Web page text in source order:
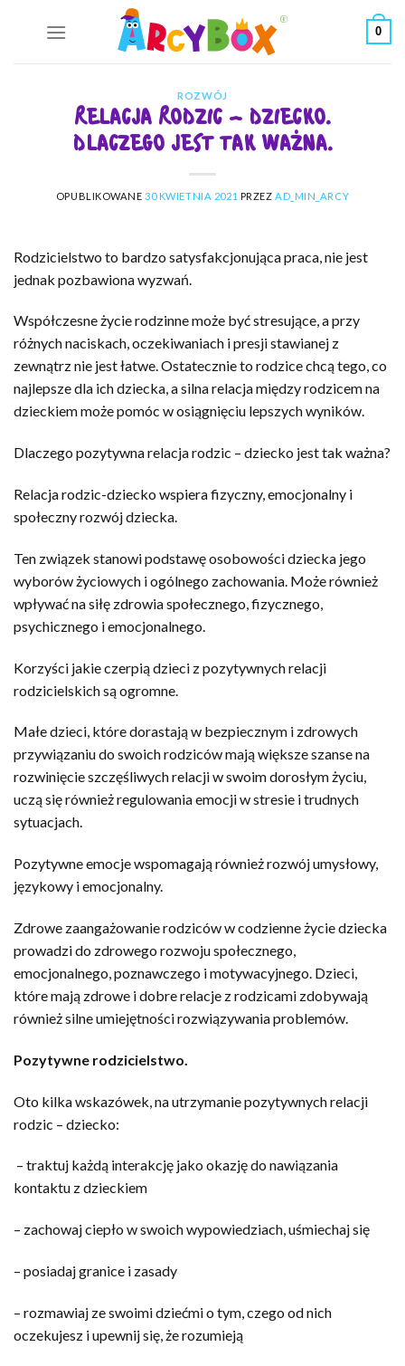
0
ROZWÓJ
RELACJA RODZIC – DZIECKO.
DLACZEGO JEST TAK WAŻNA.
OPUBLIKOWANE30 KWIETNIA 2021 PRZEZ AD_MIN_ARCY
Rodzicielstwo to bardzo satysfakcjonująca praca, nie jest
jednak pozbawiona wyzwań.
Współczesne życie rodzinne może być stresujące, a przy
różnych naciskach, oczekiwaniach i presji stawianej z
zewnątrz nie jest łatwe. Ostatecznie to rodzice chcą tego, co
najlepsze dla ich dziecka, a silna relacja między rodzicem na
dzieckiem może pomóc w osiągnięciu lepszych wyników.
Dlaczego pozytywna relacja rodzic – dziecko jest tak ważna?
Relacja rodzic-dziecko wspiera fizyczny, emocjonalny i
społeczny rozwój dziecka.
Ten związek stanowi podstawę osobowości dziecka jego
wyborów życiowych i ogólnego zachowania. Może również
wpływać na siłę zdrowia społecznego, fizycznego,
psychicznego i emocjonalnego.
Korzyści jakie czerpią dzieci z pozytywnych relacji
rodzicielskich są ogromne.
Małe dzieci, które dorastają w bezpiecznym i zdrowych
przywiązaniu do swoich rodziców mają większe szanse na
rozwinięcie szczęśliwych relacji w swoim dorosłym życiu,
uczą się również regulowania emocji w stresie i trudnych
sytuacjach.
Pozytywne emocje wspomagają również rozwój umysłowy,
językowy i emocjonalny.
Zdrowe zaangażowanie rodziców w codzienne życie dziecka
prowadzi do zdrowego rozwoju społecznego,
emocjonalnego, poznawczego i motywacyjnego. Dzieci,
które mają zdrowe i dobre relacje z rodzicami zdobywają
również silne umiejętności rozwiązywania problemów.
Pozytywne rodzicielstwo.
Oto kilka wskazówek, na utrzymanie pozytywnych relacji
rodzic – dziecko:
– traktuj każdą interakcję jako okazję do nawiązania
kontaktu z dzieckiem
– zachowaj ciepło w swoich wypowiedziach, uśmiechaj się
– posiadaj granice i zasady
– rozmawiaj ze swoimi dziećmi o tym, czego od nich
oczekujesz i upewnij się, że rozumieją